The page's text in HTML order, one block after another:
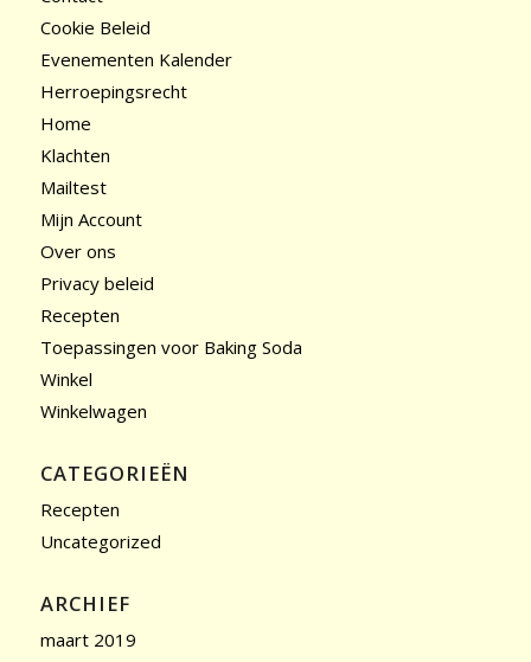
Cookie Beleid
Evenementen Kalender
Herroepingsrecht
Home
Klachten
Mailtest
Mijn Account
Over ons
Privacy beleid
Recepten
Toepassingen voor Baking Soda
Winkel
Winkelwagen
CATEGORIEËN
Recepten
Uncategorized
ARCHIEF
maart 2019